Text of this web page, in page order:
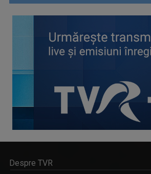
Despre TVR